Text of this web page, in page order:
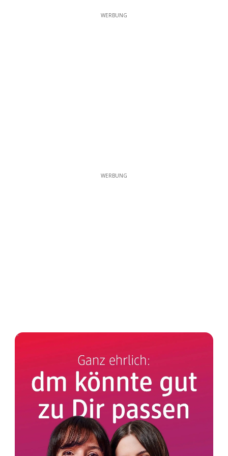
WERBUNG
WERBUNG